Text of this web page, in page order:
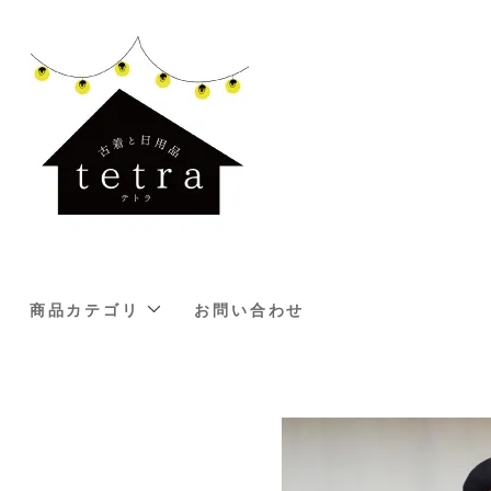
商品カテゴリ お問い合わせ